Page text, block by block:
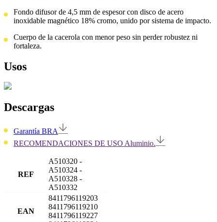
Fondo difusor de 4,5 mm de espesor con disco de acero
inoxidable magnético 18% cromo, unido por sistema de impacto.
Cuerpo de la cacerola con menor peso sin perder robustez ni
fortaleza.
Usos
Descargas
Garantía BRA
RECOMENDACIONES DE USO Aluminio.
REF
A510320 -
A510324 -
A510328 -
A510332
EAN
8411796119203
8411796119210
8411796119227